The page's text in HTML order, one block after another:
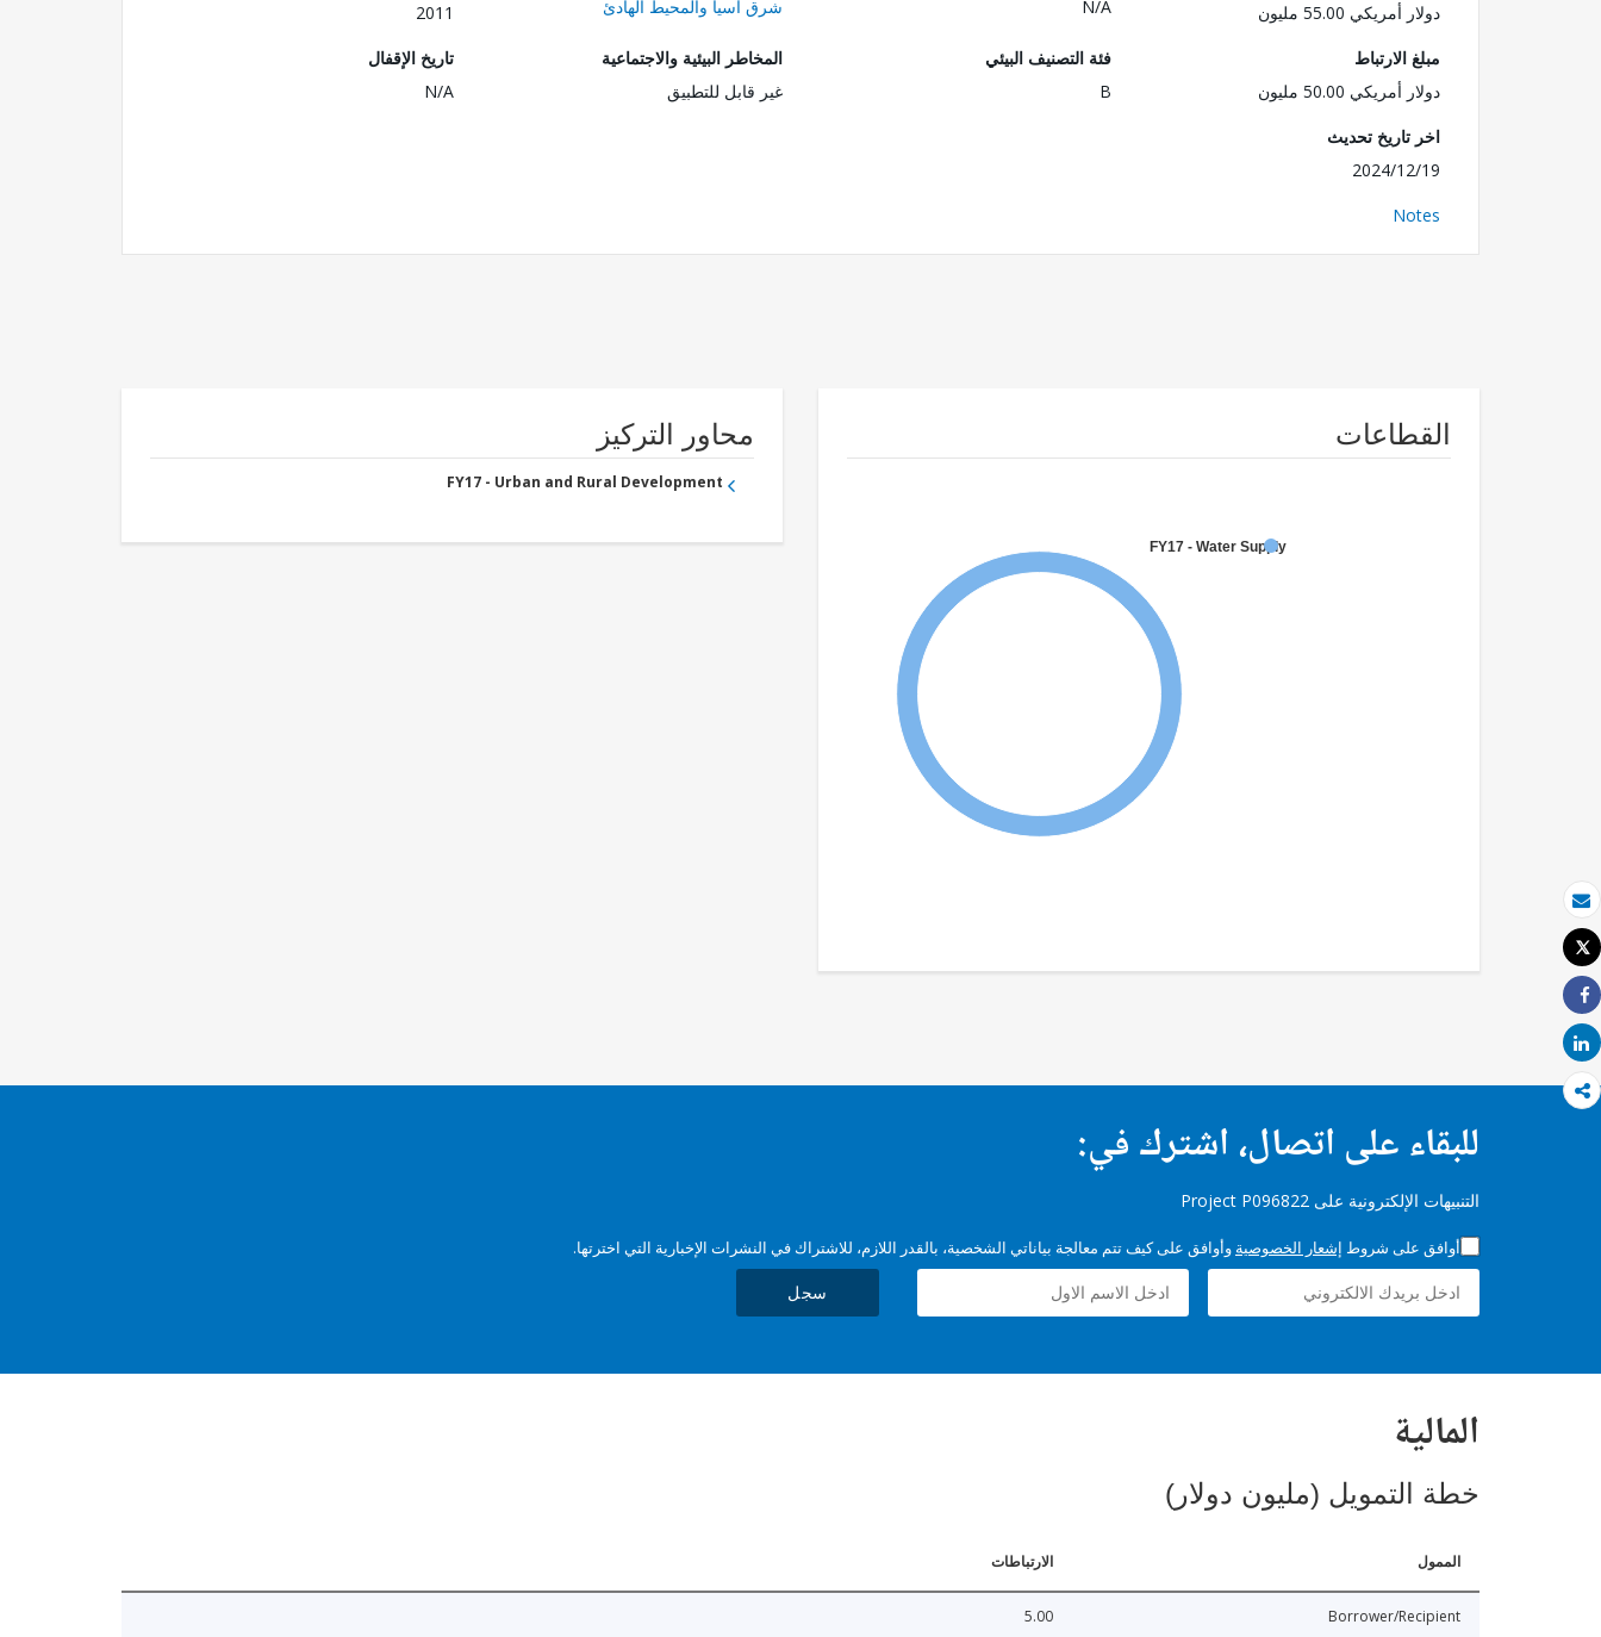
بريد الكتروني
طباعة
Tweet
Share
Share
دولار أمريكي 55.00 مليون
N/A
شرق آسيا والمحيط الهادئ
2011
مبلغ الارتباط
دولار أمريكي 50.00 مليون
فئة التصنيف البيئي
B
المخاطر البيئية والاجتماعية
غير قابل للتطبيق
تاريخ الإقفال
N/A
اخر تاريخ تحديث
2024/12/19
Notes
القطاعات
FY17 - Water Supply
محاور التركيز
FY17 - Urban and Rural Development
للبقاء على اتصال، اشترك في:
التنبيهات الإلكترونية على Project P096822
أوافق على شروط إشعار الخصوصية وأوافق على كيف تتم معالجة بياناتي الشخصية، بالقدر اللازم، للاشتراك في النشرات الإخبارية التي اخترتها.
سجل
المالية
خطة التمويل (مليون دولار)
الممول الارتباطات
Borrower/Recipient
5.00